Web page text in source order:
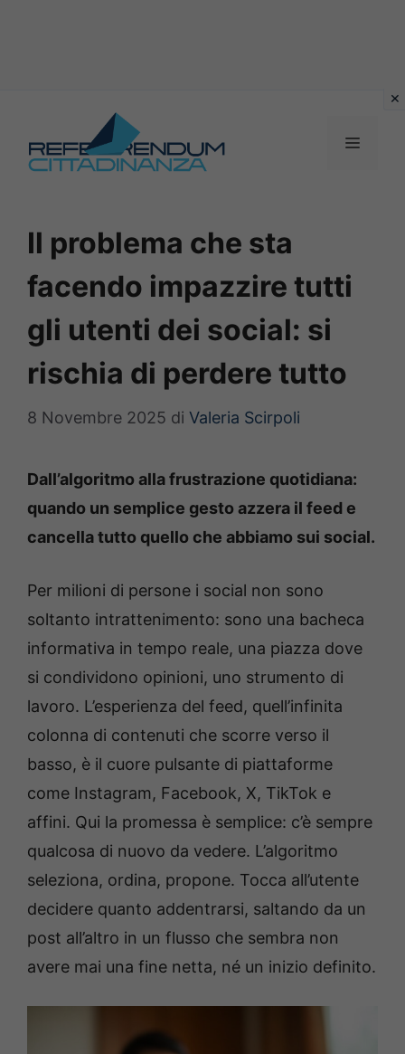
contenuto
MENU
Il problema che sta
facendo impazzire tutti
gli utenti dei social: si
rischia di perdere tutto
8 Novembre 2025 di Valeria Scirpoli
Dall’algoritmo alla frustrazione quotidiana:
quando un semplice gesto azzera il feed e
cancella tutto quello che abbiamo sui social.
Per milioni di persone i social non sono
soltanto intrattenimento: sono una bacheca
informativa in tempo reale, una piazza dove
si condividono opinioni, uno strumento di
lavoro. L’esperienza del feed, quell’infinita
colonna di contenuti che scorre verso il
basso, è il cuore pulsante di piattaforme
come Instagram, Facebook, X, TikTok e
affini. Qui la promessa è semplice: c’è sempre
qualcosa di nuovo da vedere. L’algoritmo
seleziona, ordina, propone. Tocca all’utente
decidere quanto addentrarsi, saltando da un
post all’altro in un flusso che sembra non
avere mai una fine netta, né un inizio definito.